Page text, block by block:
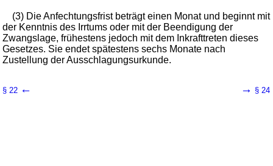
(3) Die Anfechtungsfrist beträgt einen Monat und beginnt mit
der Kenntnis des Irrtums oder mit der Beendigung der
Zwangslage, frühestens jedoch mit dem Inkrafttreten dieses
Gesetzes. Sie endet spätestens sechs Monate nach
Zustellung der Ausschlagungsurkunde.
§ 22 ← → § 24